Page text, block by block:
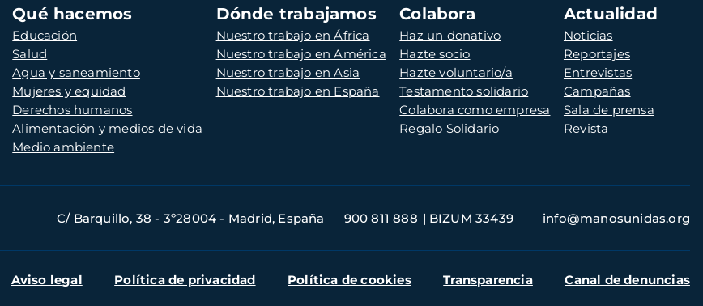
Qué hacemos
Educación
Salud
Agua y saneamiento
Mujeres y equidad
Derechos humanos
Alimentación y medios de vida
Medio ambiente
Dónde trabajamos
Nuestro trabajo en África
Nuestro trabajo en América
Nuestro trabajo en Asia
Nuestro trabajo en España
Colabora
Haz un donativo
Hazte socio
Hazte voluntario/a
Testamento solidario
Colabora como empresa
Regalo Solidario
Actualidad
Noticias
Reportajes
Entrevistas
Campañas
Sala de prensa
Revista
C/ Barquillo, 38 - 3º28004 - Madrid, España 900 811 888 BIZUM 33439 info@manosunidas.org
Aviso legal Política de privacidad Política de cookies Transparencia Canal de denuncias